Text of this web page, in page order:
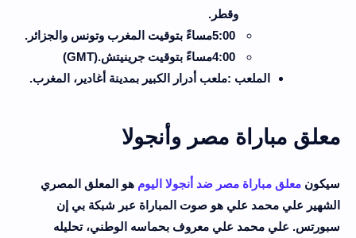
وقطر .
5:00مساءً بتوقيت المغرب وتونس والجزائر .
4:00مساءً بتوقيت جرينيتش(GMT).
الملعب :ملعب أدرار الكبير بمدينة أغادير، المغرب.
معلق مباراة مصر وأنجولا
سيكون معلق مباراة مصر ضد أنجولا اليوم هو المعلق المصري
الشهير علي محمد علي هو صوت المباراة عبر شبكة بي إن
سبورتس. علي محمد علي معروف بحماسه الوطني، تحليله